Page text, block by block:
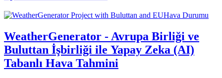
Hava Durumu
WeatherGenerator - Avrupa Birliği ve
Buluttan İşbirliği ile Yapay Zeka (AI)
Tabanlı Hava Tahmini